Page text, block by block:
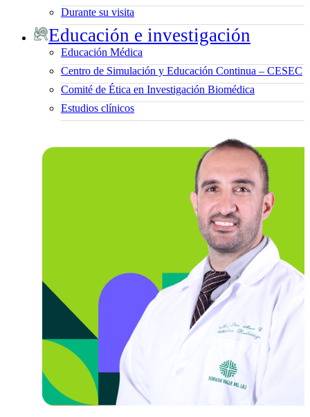
Durante su visita
Educación e investigación
Educación Médica
Centro de Simulación y Educación Continua – CESEC
Comité de Ética en Investigación Biomédica
Estudios clínicos